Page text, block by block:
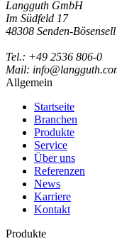
Langguth GmbH
Im Südfeld 17
48308 Senden-Bösensell
Tel.: +49 2536 806-0
Mail:
Allgemein
Startseite
Branchen
Produkte
Service
Über uns
Referenzen
News
Karriere
Kontakt
Produkte